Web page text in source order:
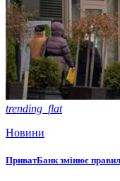
trending_flat
Новини
ПриватБанк змінює